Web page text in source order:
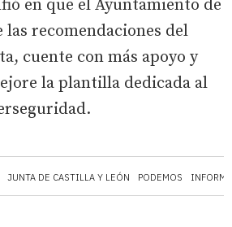
JUNTA DE CASTILLA Y LEÓN PODEMOS
en que el Ayuntamiento de
recomendaciones del
cuente con más apoyo y
la plantilla dedicada al